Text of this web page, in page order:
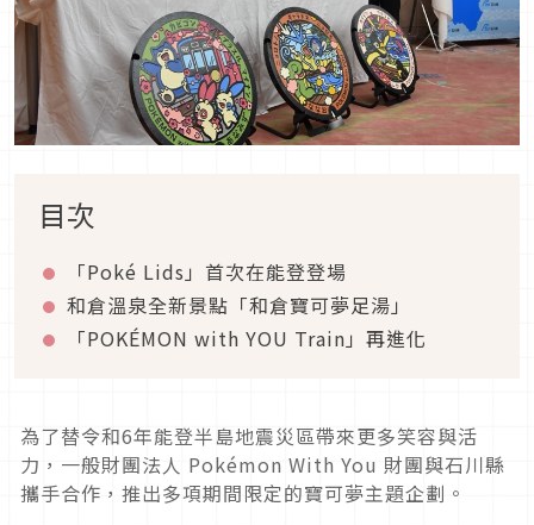
目次
「Poké Lids」首次在能登登場
和倉溫泉全新景點「和倉寶可夢足湯」
「POKÉMON with YOU Train」再進化
為了替令和6年能登半島地震災區帶來更多笑容與活
力，一般財團法人 Pokémon With You 財團與石川縣
攜手合作，推出多項期間限定的寶可夢主題企劃。